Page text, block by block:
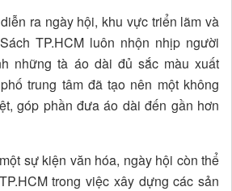
ra ngày hội, khu vực triển lãm và
TP.HCM luôn nhộn nhịp người
những tà áo dài đủ sắc màu xuất
trung tâm đã tạo nên một không
góp phần đưa áo dài đến gần hơn
sự kiện văn hóa, ngày hội còn thể
trong việc xây dựng các sản